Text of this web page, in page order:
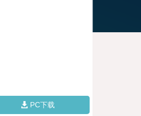
PC下载